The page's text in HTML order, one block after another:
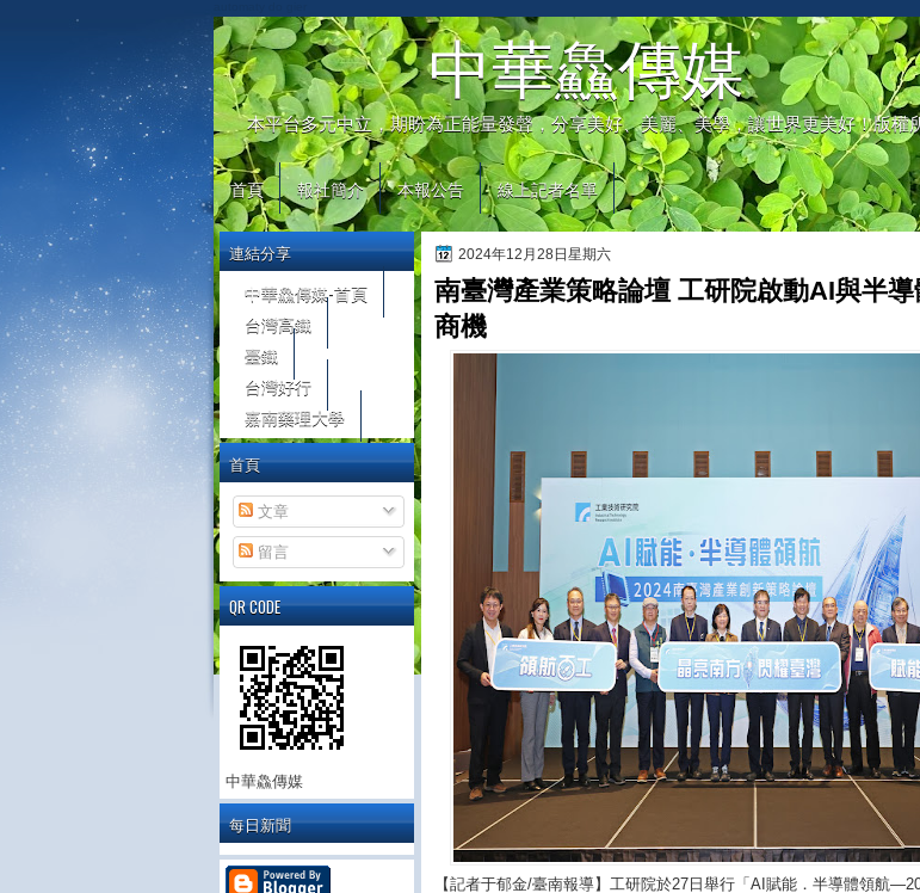
中華鱻傳媒
本平台多元中立，期盼為正能量發聲，分享美好、美麗、美學，讓世界更美好！版
首頁 報社簡介 本報公告 線上記者名單
2024年12月28日星期六
南臺灣產業策略論壇 工研院啟動AI與半導
商機
【記者于郁金/臺南報導】工研院於27日舉行「AI賦能．半導體領航
連結分享
中華鱻傳媒-首頁
台灣高鐵
臺鐵
台灣好行
嘉南藥理大學
首頁
文章
留言
QR CODE
中華鱻傳媒
每日新聞